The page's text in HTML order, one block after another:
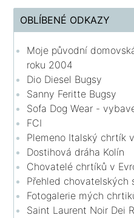
OBLÍBENÉ ODKAZY
Moje původní
roku 2004
Dio Diesel Bugsy
Sanny Feritte Bugsy
Sofa Dog Wear -
FCI
Plemeno Italský chrtík
Dostihová dráha Kolín
Chovatelé chrtíků v
Přehled chovatelských
Fotogalerie mých
Saint Laurent Noir Dei